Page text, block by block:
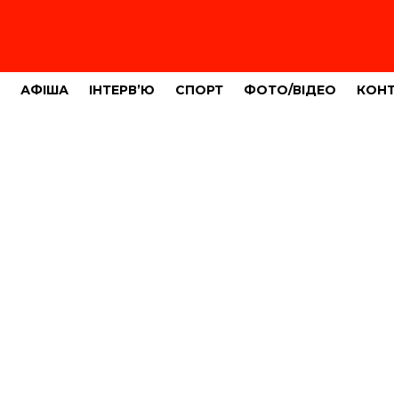
АФІША ІНТЕРВ’Ю СПОРТ ФОТО/ВІДЕО